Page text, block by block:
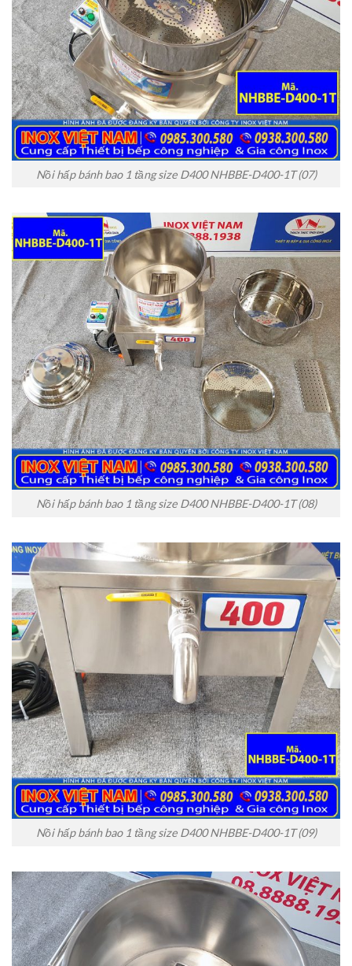
Nồi hấp bánh bao 1 tầng size D400 NHBBE-D400-1T (07)
Nồi hấp bánh bao 1 tầng size D400 NHBBE-D400-1T (08)
Nồi hấp bánh bao 1 tầng size D400 NHBBE-D400-1T (09)